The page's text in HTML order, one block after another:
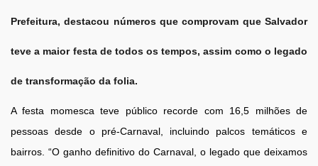
Prefeitura, destacou números que comprovam que Salvador
teve a maior festa de todos os tempos, assim como o legado
de transformação da folia.
A festa momesca teve público recorde com 16,5 milhões de
pessoas desde o pré-Carnaval, incluindo palcos temáticos e
bairros. “O ganho definitivo do Carnaval, o legado que deixamos